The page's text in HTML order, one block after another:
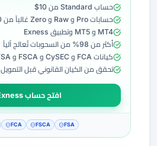
حساب Standard من 10$
حسابات Pro و Raw و Zero غالباً من 200$
MT4 و MT5 وتطبيق Exness
أكثر من 98% من السحوبات تُعالج آلياً
كيانات FCA و CySEC و FSCA و FSA
تحقق من الكيان القانوني قبل التمويل
افتح حساب Exness ←
FCA FSCA FSA